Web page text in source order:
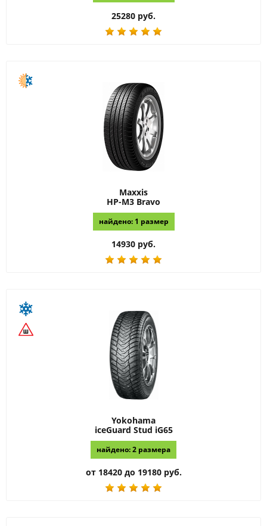
25280 руб.
Maxxis
HP-M3 Bravo
найдено: 1 размер
14930 руб.
Yokohama
iceGuard Stud iG65
найдено: 2 размера
от 18420 до 19180 руб.